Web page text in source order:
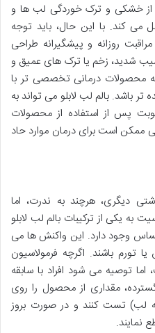
از خشکی و ترک خوردگی لب ها و
کند. با این حال، باید توجه
روزانه و پیشگیرانه طراحی
شدید، زخم یا ترک های عمیق و
محصولات درمانی تخصصی تر با
باشد. بالم لب لابلو می تواند به
پس از استفاده از محصولات
ممکن است برای درمان موارد حاد
دیگری، هرچند به ندرت، اما
به یکی از ترکیبات بالم لب لابلو
وجود دارد. این واکنش ها می
تورم باشند. اگرچه فرمولاسیون
اما توصیه می شود افراد با سابقه
مقداری از محصول را روی
لب) تست کنند و در صورت بروز
نمایند.